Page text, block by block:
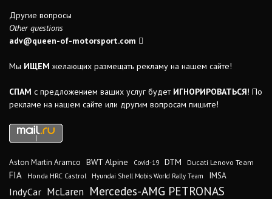
Другие вопросы
Other questions
adv@queen-of-motorsport.com
Мы ИЩЕМ желающих размещать рекламу на нашем сайте!
СПАМ с предложением ваших услуг будет ИГНОРИРОВАТЬСЯ! По
рекламе на нашем сайте или другим вопросам пишите!
Aston Martin Aramco BWT Alpine Covid-19 DTM Ducati Lenovo Team
FIA Honda HRC Castrol Hyundai Shell Mobis World Rally Team IMSA
IndyCar McLaren Mercedes-AMG PETRONAS